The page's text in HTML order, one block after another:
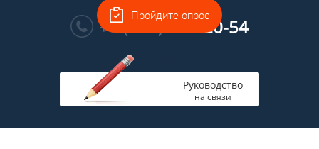
Многоканальный
+7 (495)665-20-54
Руководство
на связи
Пройдите опрос